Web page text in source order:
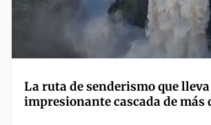
La ruta de senderismo que
impresionante cascada de más